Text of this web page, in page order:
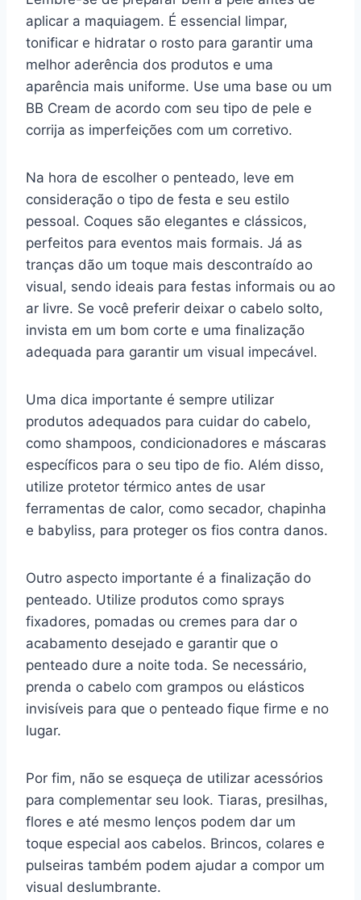
aplicar a maquiagem. É essencial limpar,
tonificar e hidratar o rosto para garantir uma
melhor aderência dos produtos e uma
aparência mais uniforme. Use uma base ou um
BB Cream de acordo com seu tipo de pele e
corrija as imperfeições com um corretivo.
Na hora de escolher o penteado, leve em
consideração o tipo de festa e seu estilo
pessoal. Coques são elegantes e clássicos,
perfeitos para eventos mais formais. Já as
tranças dão um toque mais descontraído ao
visual, sendo ideais para festas informais ou ao
ar livre. Se você preferir deixar o cabelo solto,
invista em um bom corte e uma finalização
adequada para garantir um visual impecável.
Uma dica importante é sempre utilizar
produtos adequados para cuidar do cabelo,
como shampoos, condicionadores e máscaras
específicos para o seu tipo de fio. Além disso,
utilize protetor térmico antes de usar
ferramentas de calor, como secador, chapinha
e babyliss, para proteger os fios contra danos.
Outro aspecto importante é a finalização do
penteado. Utilize produtos como sprays
fixadores, pomadas ou cremes para dar o
acabamento desejado e garantir que o
penteado dure a noite toda. Se necessário,
prenda o cabelo com grampos ou elásticos
invisíveis para que o penteado fique firme e no
lugar.
Por fim, não se esqueça de utilizar acessórios
para complementar seu look. Tiaras, presilhas,
flores e até mesmo lenços podem dar um
toque especial aos cabelos. Brincos, colares e
pulseiras também podem ajudar a compor um
visual deslumbrante.